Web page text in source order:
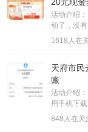
活动介绍
动了，没
1618人在
天府市民
账
活动介绍
用手机下
848人在关